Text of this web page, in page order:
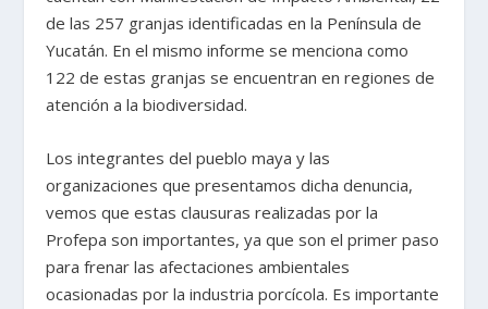
de las 257 granjas identificadas en la Península de
Yucatán. En el mismo informe se menciona como
122 de estas granjas se encuentran en regiones de
atención a la biodiversidad.
Los integrantes del pueblo maya y las
organizaciones que presentamos dicha denuncia,
vemos que estas clausuras realizadas por la
Profepa son importantes, ya que son el primer paso
para frenar las afectaciones ambientales
ocasionadas por la industria porcícola. Es importante